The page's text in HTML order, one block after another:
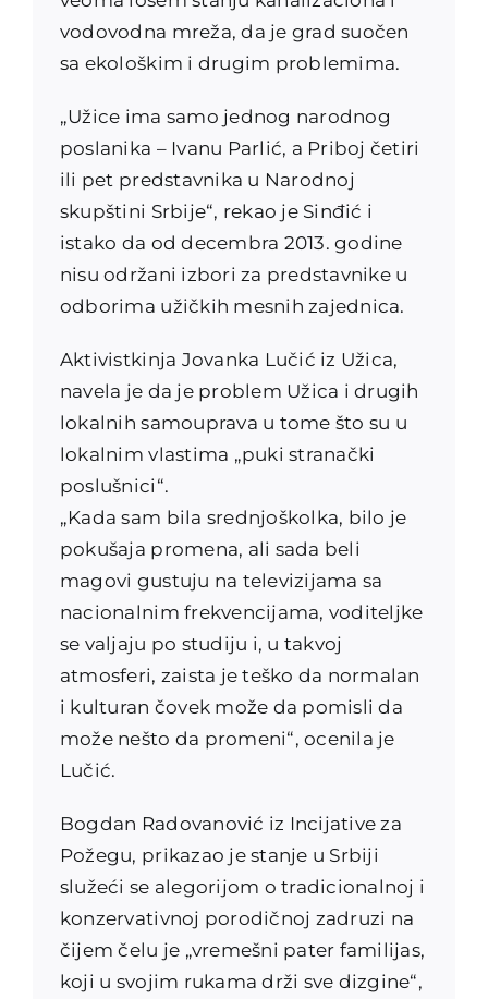
vodovodna mreža, da je grad suočen
sa ekološkim i drugim problemima.
„Užice ima samo jednog narodnog
poslanika – Ivanu Parlić, a Priboj četiri
ili pet predstavnika u Narodnoj
skupštini Srbije“, rekao je Sinđić i
istako da od decembra 2013. godine
nisu održani izbori za predstavnike u
odborima užičkih mesnih zajednica.
Aktivistkinja Jovanka Lučić iz Užica,
navela je da je problem Užica i drugih
lokalnih samouprava u tome što su u
lokalnim vlastima „puki stranački
poslušnici“.
„Kada sam bila srednjoškolka, bilo je
pokušaja promena, ali sada beli
magovi gustuju na televizijama sa
nacionalnim frekvencijama, voditeljke
se valjaju po studiju i, u takvoj
atmosferi, zaista je teško da normalan
i kulturan čovek može da pomisli da
može nešto da promeni“, ocenila je
Lučić.
Bogdan Radovanović iz Incijative za
Požegu, prikazao je stanje u Srbiji
služeći se alegorijom o tradicionalnoj i
konzervativnoj porodičnoj zadruzi na
čijem čelu je „vremešni pater familijas,
koji u svojim rukama drži sve dizgine“,